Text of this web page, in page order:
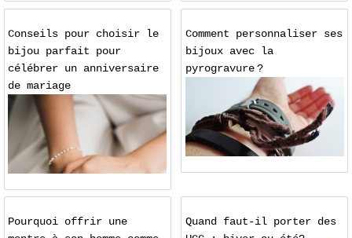
Conseils pour choisir le
bijou parfait pour
célébrer un anniversaire
de mariage
Comment personnaliser ses
bijoux avec la
pyrogravure ?
Pourquoi offrir une
Quand faut-il porter des